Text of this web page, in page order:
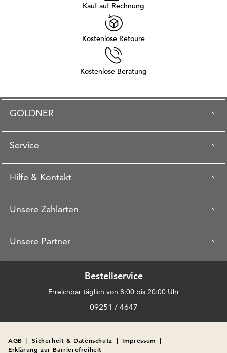
Kauf auf Rechnung
Kostenlose Retoure
Kostenlose Beratung
GOLDNER
Service
Hilfe & Kontakt
Unsere Zahlarten
Unsere Partner
Bestellservice
Erreichbar täglich von 8:00 bis 20:00 Uhr
09251 / 4647
AGB | Sicherheit & Datenschutz | Impressum |
Erklärung zur Barrierefreiheit